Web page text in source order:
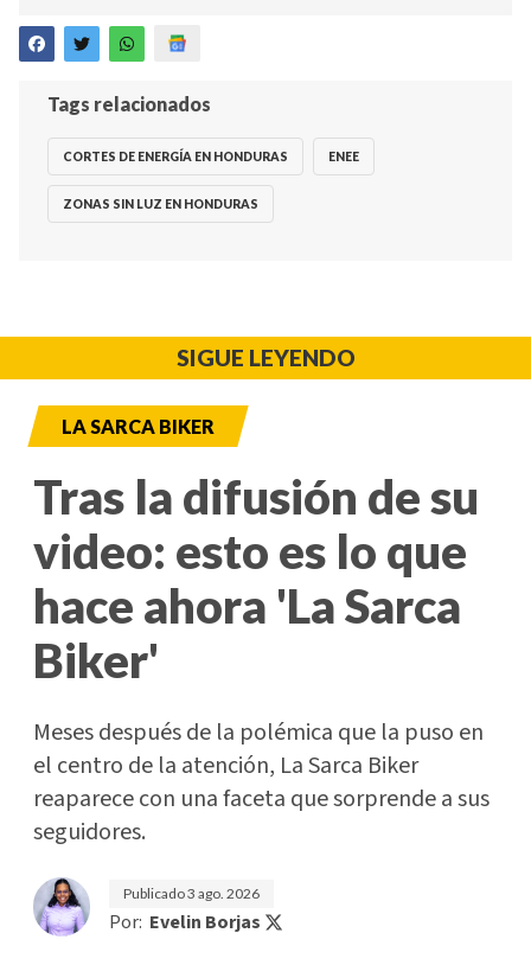
Tags relacionados
CORTES DE ENERGÍA EN HONDURAS ENEE
ZONAS SIN LUZ EN HONDURAS
SIGUE LEYENDO
LA SARCA BIKER
Tras la difusión de su
video: esto es lo que
hace ahora 'La Sarca
Biker'
Meses después de la polémica que la puso en
el centro de la atención, La Sarca Biker
reaparece con una faceta que sorprende a sus
seguidores.
Publicado3 ago. 2026
Por: Evelin Borjas